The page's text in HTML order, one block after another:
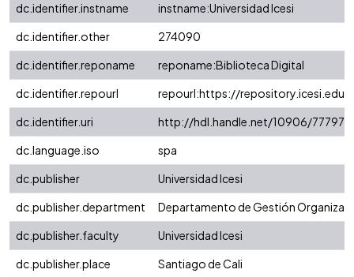
dc.identifier.instname
instname:Universidad Icesi
dc.identifier.other
274090
dc.identifier.reponame
reponame:Biblioteca Digital
dc.identifier.repourl
repourl:https://
dc.identifier.uri
http://hdl.handle.net/10906/77797
dc.language.iso
spa
dc.publisher
Universidad Icesi
dc.publisher.department
Departamento de Gestión
dc.publisher.faculty
Universidad Icesi
dc.publisher.place
Santiago de Cali